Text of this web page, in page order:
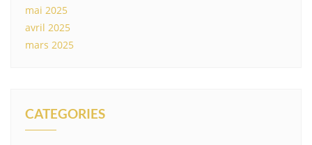
mai 2025
avril 2025
mars 2025
CATEGORIES